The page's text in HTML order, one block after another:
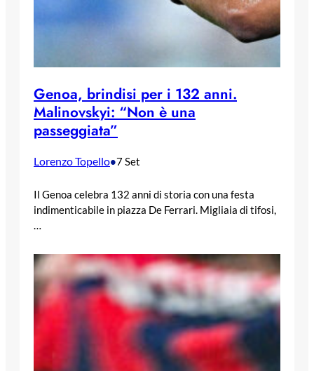
Genoa, brindisi per i 132 anni.
Malinovskyi: “Non è una
passeggiata”
Lorenzo Topello•7 Set
Il Genoa celebra 132 anni di storia con una festa
indimenticabile in piazza De Ferrari. Migliaia di tifosi,
…